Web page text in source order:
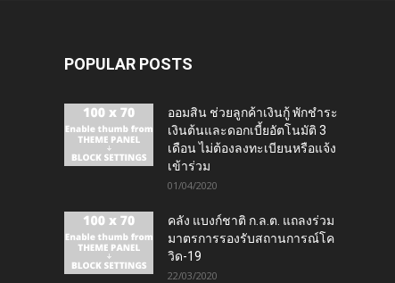
POPULAR POSTS
ออมสิน ช่วยลูกค้าเงินกู้ พักชำระ
เงินต้นและดอกเบี้ยอัตโนมัติ 3
เดือน ไม่ต้องลงทะเบียนหรือแจ้ง
เข้าร่วม
01/04/2020
คลัง แบงก์ชาติ ก.ล.ต. แถลงร่วม
มาตรการรองรับสถานการณ์โค
วิด-19
22/03/2020